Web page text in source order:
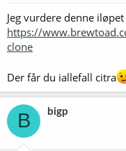
Jeg vurdere denne
https://
clone
Der får du iallefall citra
B bigp